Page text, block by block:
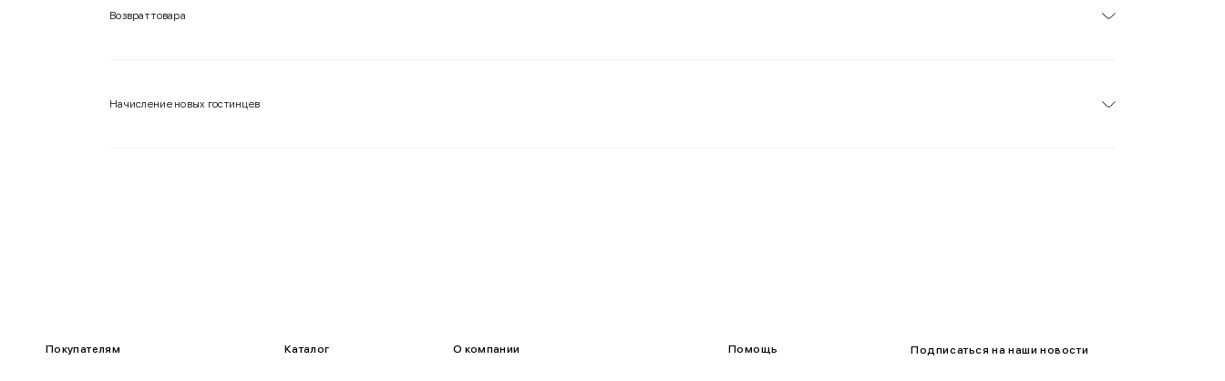
Возврат товара
Начисление новых гостинцев
Покупателям Каталог О компании Помощь Подписаться на наши новости